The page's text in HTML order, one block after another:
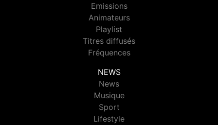
Emissions
Animateurs
Playlist
Titres diffusés
Fréquences
NEWS
News
Musique
Sport
Lifestyle